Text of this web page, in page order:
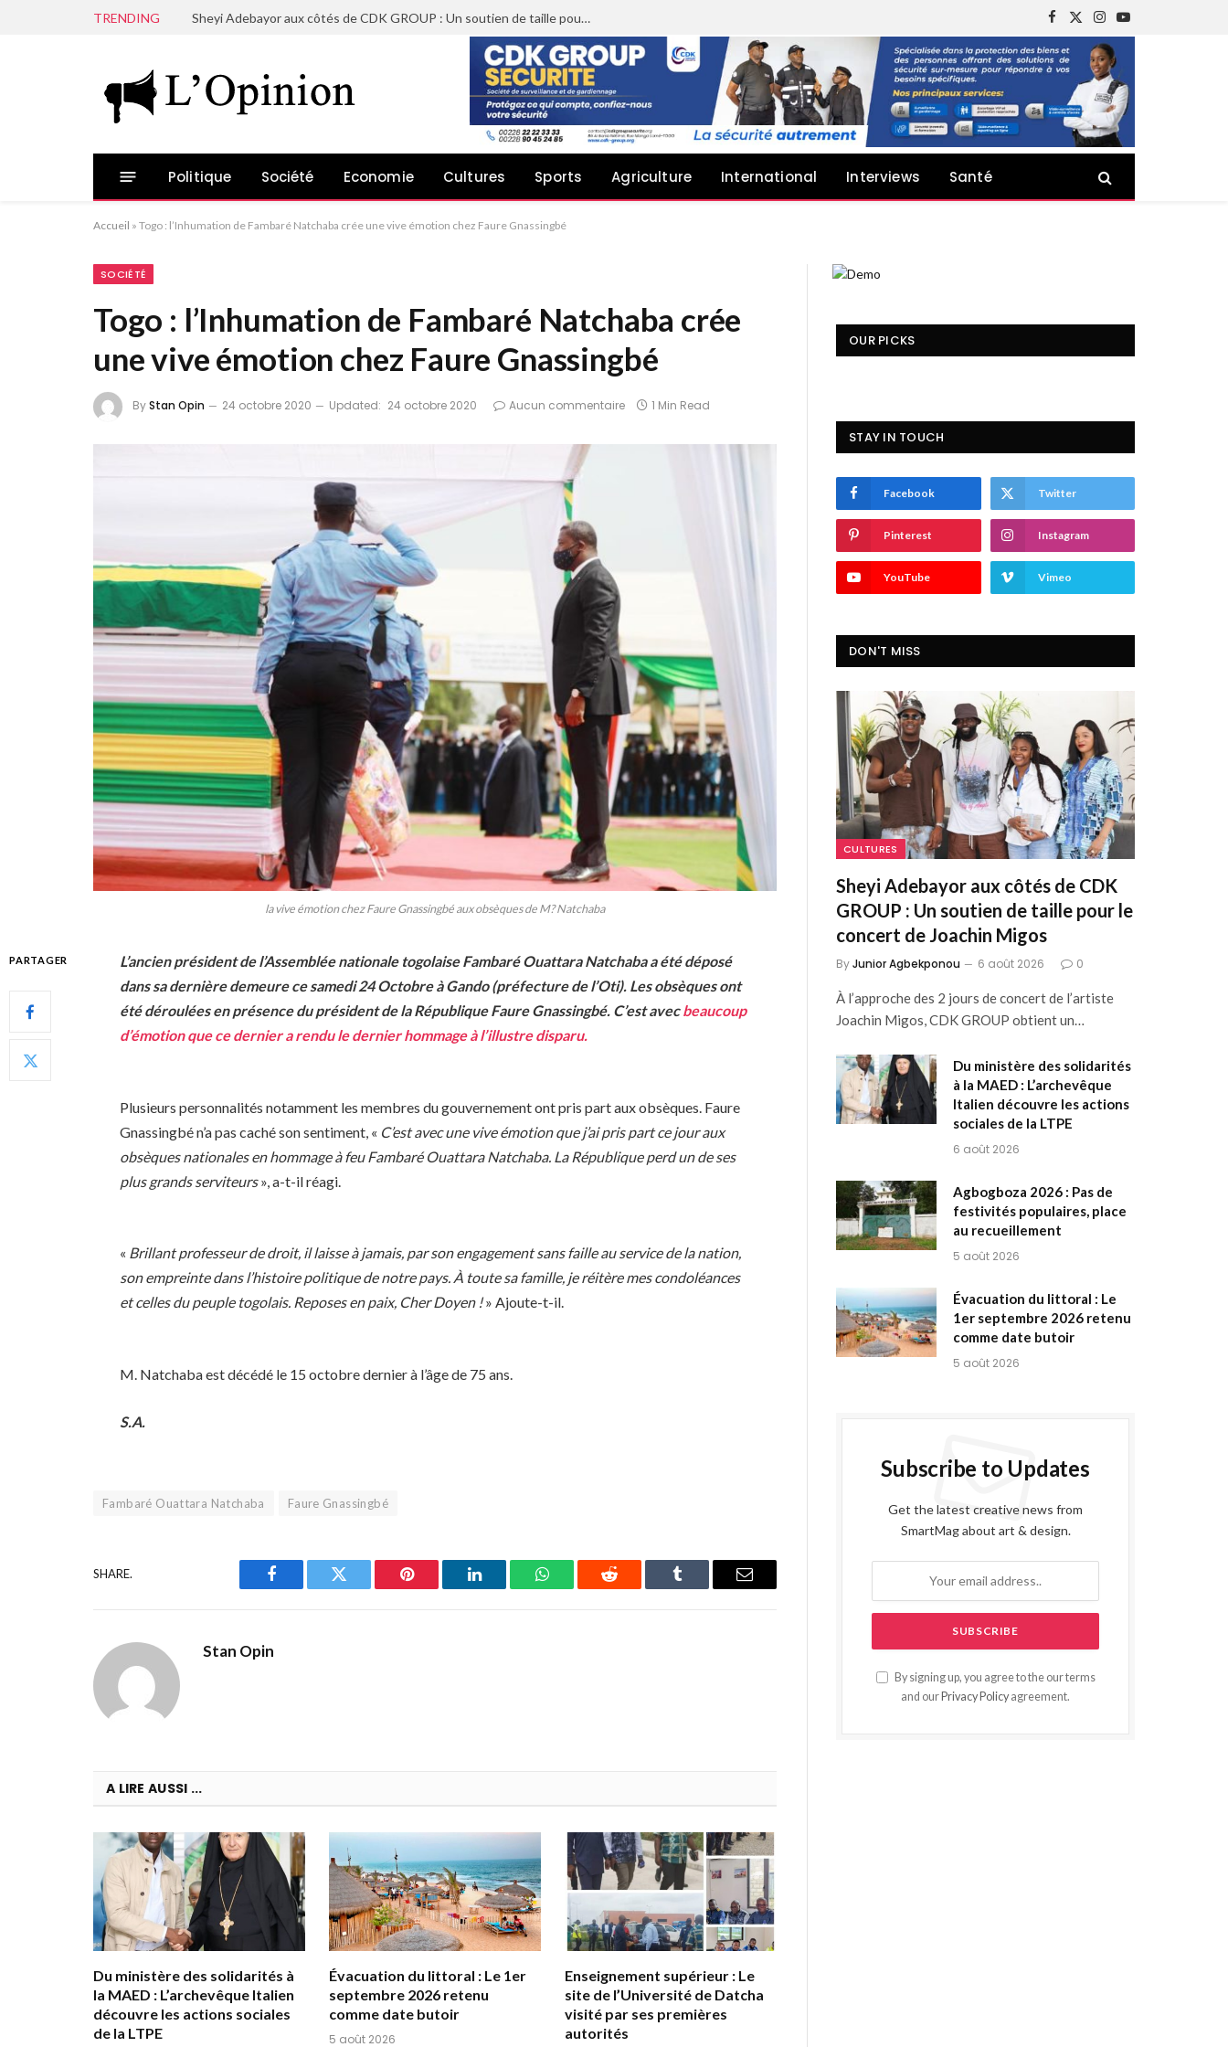
TRENDING Sheyi Adebayor aux côtés de CDK GROUP : Un soutien de taille pour le concert de Joachin Migos
Facebook
X
(Twitter)
Instagram
YouTube
Politique Société Economie Cultures Sports Agriculture International Interviews Santé
Accueil » Togo : l’Inhumation de Fambaré Natchaba crée une vive émotion chez Faure Gnassingbé
SOCIÉTÉ
Togo : l’Inhumation de Fambaré Natchaba crée
une vive émotion chez Faure Gnassingbé
ByStan Opin 24 octobre 2020 Updated: 24 octobre 2020 Aucun commentaire 1 Min Read
la vive émotion chez Faure Gnassingbé aux obsèques de M? Natchaba
PARTAGER
L’ancien président de l’Assemblée nationale togolaise Fambaré Ouattara Natchaba a été déposé
dans sa dernière demeure ce samedi 24 Octobre à Gando (préfecture de l’Oti). Les obsèques ont
été déroulées en présence du président de la République Faure Gnassingbé. C’est avecbeaucoup
d’émotion que ce dernier a rendu le dernier hommage à l’illustre disparu.
Plusieurs personnalités notamment les membres du gouvernement ont pris part aux obsèques. Faure
Gnassingbé n’a pas caché son sentiment, « C’est avec une vive émotion que j’ai pris part ce jour aux
obsèques nationales en hommage à feu Fambaré Ouattara Natchaba. La République perd un de ses
plus grands serviteurs», a-t-il réagi.
« Brillant professeur de droit, il laisse à jamais, par son engagement sans faille au service de la nation,
son empreinte dans l’histoire politique de notre pays. À toute sa famille, je réitère mes condoléances
et celles du peuple togolais. Reposes en paix, Cher Doyen !» Ajoute-t-il.
M. Natchaba est décédé le 15 octobre dernier à l’âge de 75 ans.
S.A.
Fambaré Ouattara Natchaba Faure Gnassingbé
SHARE.
Facebook Twitter Pinterest LinkedIn WhatsAppReddit Tumblr Email
Stan Opin
A LIRE AUSSI ...
Du ministère des solidarités à
la MAED : L’archevêque Italien
découvre les actions sociales
de la LTPE
Évacuation du littoral : Le 1er
septembre 2026 retenu
comme date butoir
5 août 2026
Enseignement supérieur : Le
site de l’Université de Datcha
visité par ses premières
autorités
OUR PICKS
STAY IN TOUCH
Facebook Twitter
Pinterest Instagram
YouTube Vimeo
DON'T MISS
CULTURES
Sheyi Adebayor aux côtés de CDK
GROUP : Un soutien de taille pour le
concert de Joachin Migos
ByJunior Agbekponou 6 août 2026 0
À l’approche des 2 jours de concert de l’artiste
Joachin Migos, CDK GROUP obtient un…
Du ministère des solidarités
à la MAED : L’archevêque
Italien découvre les actions
sociales de la LTPE
6 août 2026
Agbogboza 2026 : Pas de
festivités populaires, place
au recueillement
5 août 2026
Évacuation du littoral : Le
1er septembre 2026 retenu
comme date butoir
5 août 2026
Subscribe to Updates
Get the latest creative news from
SmartMag about art & design.
By signing up, you agree to the our terms
and our Privacy Policy agreement.